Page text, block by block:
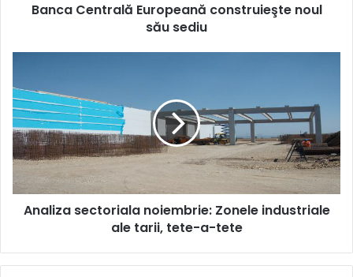
Banca Centrală Europeană construieşte noul
său sediu
noiembrie:
Zonele
industriale
ale
tarii,
tete-
a-
teteAnaliza sectoriala noiembrie: Zonele industriale
ale tarii, tete-a-tete